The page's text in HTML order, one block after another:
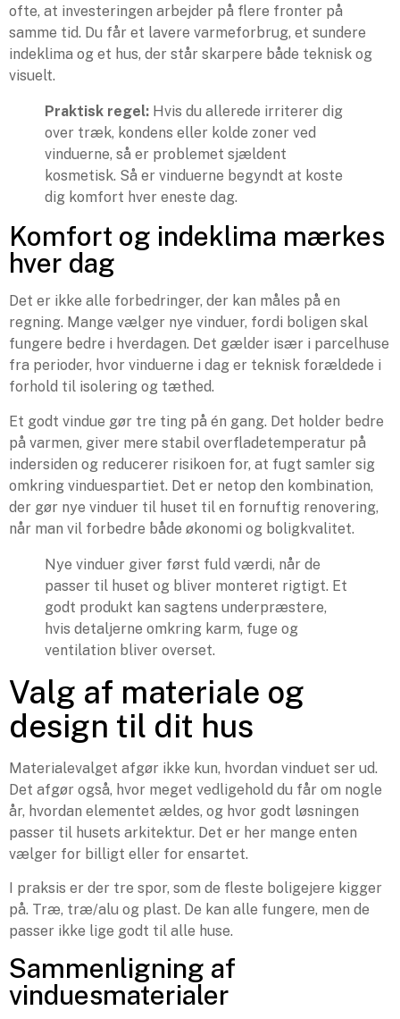
ofte, at investeringen arbejder på flere fronter på
samme tid. Du får et lavere varmeforbrug, et sundere
indeklima og et hus, der står skarpere både teknisk og
visuelt.
Praktisk regel: Hvis du allerede irriterer dig
over træk, kondens eller kolde zoner ved
vinduerne, så er problemet sjældent
kosmetisk. Så er vinduerne begyndt at koste
dig komfort hver eneste dag.
Komfort og indeklima mærkes
hver dag
Det er ikke alle forbedringer, der kan måles på en
regning. Mange vælger nye vinduer, fordi boligen skal
fungere bedre i hverdagen. Det gælder især i parcelhuse
fra perioder, hvor vinduerne i dag er teknisk forældede i
forhold til isolering og tæthed.
Et godt vindue gør tre ting på én gang. Det holder bedre
på varmen, giver mere stabil overfladetemperatur på
indersiden og reducerer risikoen for, at fugt samler sig
omkring vinduespartiet. Det er netop den kombination,
der gør nye vinduer til huset til en fornuftig renovering,
når man vil forbedre både økonomi og boligkvalitet.
Nye vinduer giver først fuld værdi, når de
passer til huset og bliver monteret rigtigt. Et
godt produkt kan sagtens underpræstere,
hvis detaljerne omkring karm, fuge og
ventilation bliver overset.
Valg af materiale og
design til dit hus
Materialevalget afgør ikke kun, hvordan vinduet ser ud.
Det afgør også, hvor meget vedligehold du får om nogle
år, hvordan elementet ældes, og hvor godt løsningen
passer til husets arkitektur. Det er her mange enten
vælger for billigt eller for ensartet.
I praksis er der tre spor, som de fleste boligejere kigger
på. Træ, træ/alu og plast. De kan alle fungere, men de
passer ikke lige godt til alle huse.
Sammenligning af
vinduesmaterialer